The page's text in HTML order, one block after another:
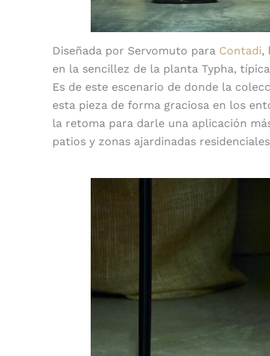
Diseñada por Servomuto para Contadi,
en la sencillez de la planta Typha,
Es de este escenario de donde la
esta pieza de forma graciosa en los
la retoma para darle una aplicación
patios y zonas ajardinadas